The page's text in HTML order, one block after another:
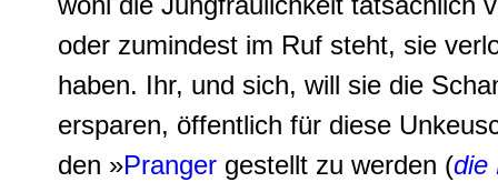
oder zumindest im Ruf steht, sie
haben. Ihr, und sich, will sie die
ersparen, öffentlich für diese
den »Pranger gestellt zu werden (die